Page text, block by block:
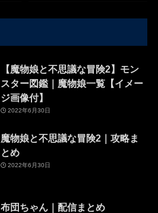
【魔物娘と不思議な冒険2】モン
スター図鑑｜魔物娘一覧【イメー
ジ画像付】
2022年6月30日
魔物娘と不思議な冒険2｜攻略ま
とめ
2022年6月30日
布団ちゃん｜配信まとめ